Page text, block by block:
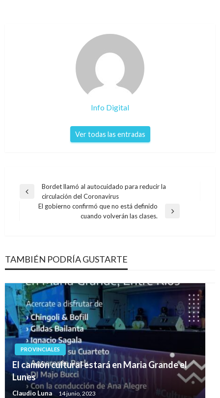
Info Digital
Ver todas las entradas
Navegación
Entrada
anterior
Bordet llamó al autocuidado para reducir la
circulación del Coronavirus
El gobierno confirmó que no está definido
cuando volverán las clases.
TAMBIÉN PODRÍA GUSTARTE
PROVINCIALES
El camión cultural estará en Maria Grande el
Lunes
Claudio Luna 14 junio, 2023